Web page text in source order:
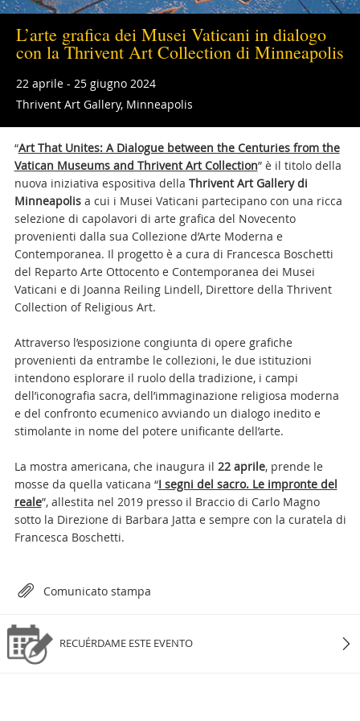
L’arte grafica dei Musei Vaticani in dialogo
con la Thrivent Art Collection di Minneapolis
22 aprile - 25 giugno 2024
Thrivent Art Gallery, Minneapolis
“Art That Unites: A Dialogue between the Centuries from the
Vatican Museums and Thrivent Art Collection” è il titolo della
nuova iniziativa espositiva della Thrivent Art Gallery di
Minneapolisa cui i Musei Vaticani partecipano con una ricca
selezione di capolavori di arte grafica del Novecento
provenienti dalla sua Collezione d’Arte Moderna e
Contemporanea. Il progetto è a cura di Francesca Boschetti
del Reparto Arte Ottocento e Contemporanea dei Musei
Vaticani e di Joanna Reiling Lindell, Direttore della Thrivent
Collection of Religious Art.
Attraverso l’esposizione congiunta di opere grafiche
provenienti da entrambe le collezioni, le due istituzioni
intendono esplorare il ruolo della tradizione, i campi
dell’iconografia sacra, dell’immaginazione religiosa moderna
e del confronto ecumenico avviando un dialogo inedito e
stimolante in nome del potere unificante dell’arte.
La mostra americana, che inaugura il 22 aprile, prende le
mosse da quella vaticana “I segni del sacro. Le impronte del
reale”, allestita nel 2019 presso il Braccio di Carlo Magno
sotto la Direzione di Barbara Jatta e sempre con la curatela di
Francesca Boschetti.
Attachments
Comunicato stampa
RECUÉRDAME ESTE EVENTO